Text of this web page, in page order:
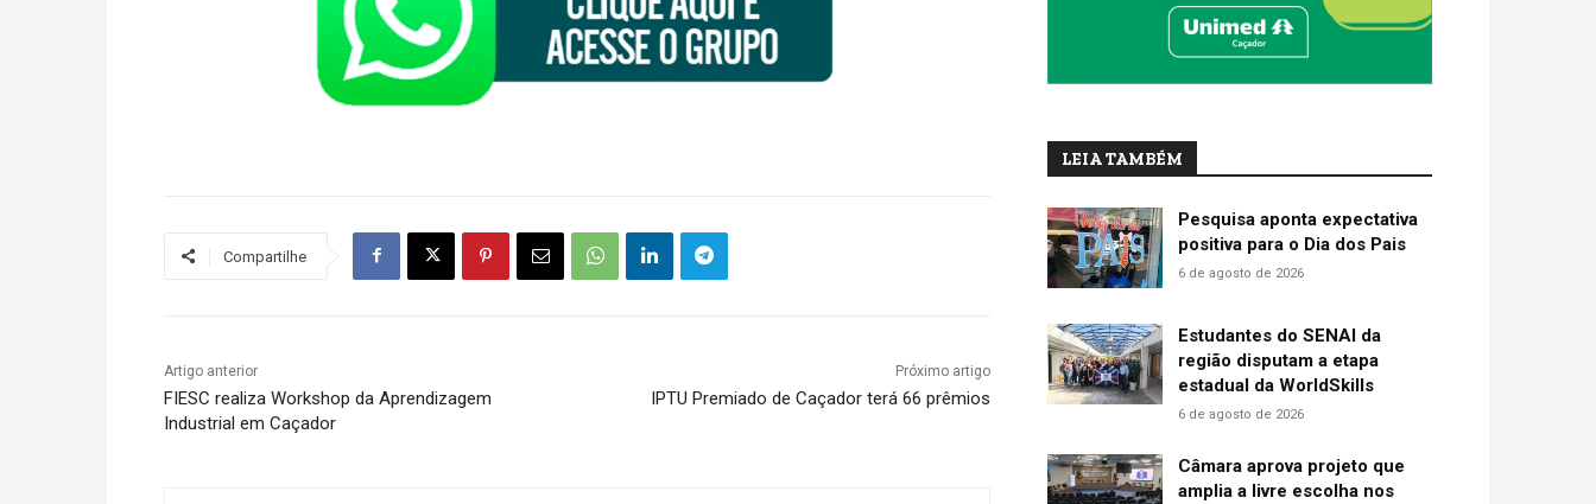
Compartilhe
Artigo anterior
FIESC realiza Workshop da Aprendizagem
Industrial em Caçador
Próximo artigo
IPTU Premiado de Caçador terá 66 prêmios
LEIA TAMBÉM
Pesquisa aponta expectativa
positiva para o Dia dos Pais
6 de agosto de 2026
Estudantes do SENAI da
região disputam a etapa
estadual da WorldSkills
6 de agosto de 2026
Câmara aprova projeto que
amplia a livre escolha nos